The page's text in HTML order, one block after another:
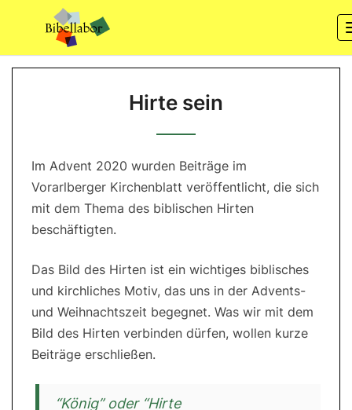
content
sein
Hirte sein
Im Advent 2020 wurden Beiträge im
Vorarlberger Kirchenblatt veröffentlicht, die sich
mit dem Thema des biblischen Hirten
beschäftigten.
Das Bild des Hirten ist ein wichtiges biblisches
und kirchliches Motiv, das uns in der Advents-
und Weihnachtszeit begegnet. Was wir mit dem
Bild des Hirten verbinden dürfen, wollen kurze
Beiträge erschließen.
“König” oder “Hirte